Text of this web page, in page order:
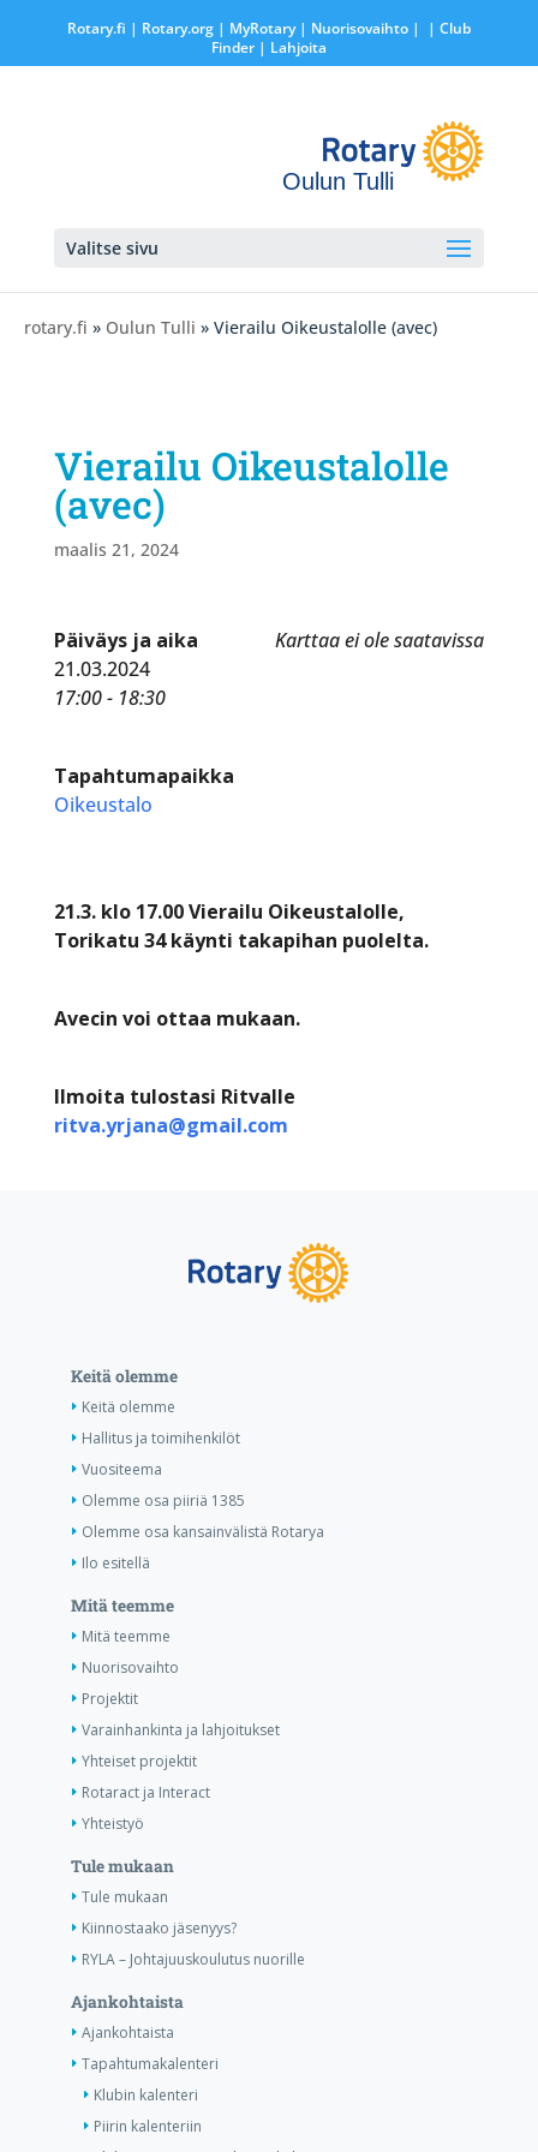
Rotary.fi | Rotary.org| MyRotary | Nuorisovaihto|
| Club
Finder| Lahjoita
Oulun Tulli
Valitse sivu
rotary.fi » Oulun Tulli » Vierailu Oikeustalolle (avec)
Vierailu Oikeustalolle
(avec)
maalis 21, 2024
Karttaa ei ole saatavissa
Päiväys ja aika
21.03.2024
17:00 - 18:30
Tapahtumapaikka
Oikeustalo
21.3. klo 17.00 Vierailu Oikeustalolle,
Torikatu 34 käynti takapihan puolelta.
Avecin voi ottaa mukaan.
Ilmoita tulostasi Ritvalle
ritva.yrjana@gmail.com
Keitä olemme
Keitä olemme
Hallitus ja toimihenkilöt
Vuositeema
Olemme osa piiriä 1385
Olemme osa kansainvälistä Rotarya
Ilo esitellä
Mitä teemme
Mitä teemme
Nuorisovaihto
Projektit
Varainhankinta ja lahjoitukset
Yhteiset projektit
Rotaract ja Interact
Yhteistyö
Tule mukaan
Tule mukaan
Kiinnostaako jäsenyys?
RYLA – Johtajuuskoulutus nuorille
Ajankohtaista
Ajankohtaista
Tapahtumakalenteri
Klubin kalenteri
Piirin kalenteriin